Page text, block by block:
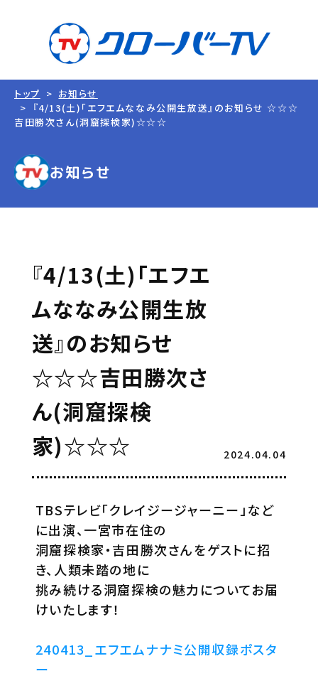
トップ
お知らせ
『4/13(土)「エフエムななみ公開生放送』のお知らせ ☆☆☆
吉田勝次さん(洞窟探検家)☆☆☆
お知らせ
『4/13(土)「エフエ
ムななみ公開生放
送』のお知らせ
☆☆☆吉田勝次さ
ん(洞窟探検
家)☆☆☆
2024.04.04
TBSテレビ「クレイジージャーニー」など
に出演、一宮市在住の
洞窟探検家・吉田勝次さんをゲストに招
き、人類未踏の地に
挑み続ける洞窟探検の魅力についてお届
けいたします！
240413_エフエムナナミ公開収録ポスタ
ー